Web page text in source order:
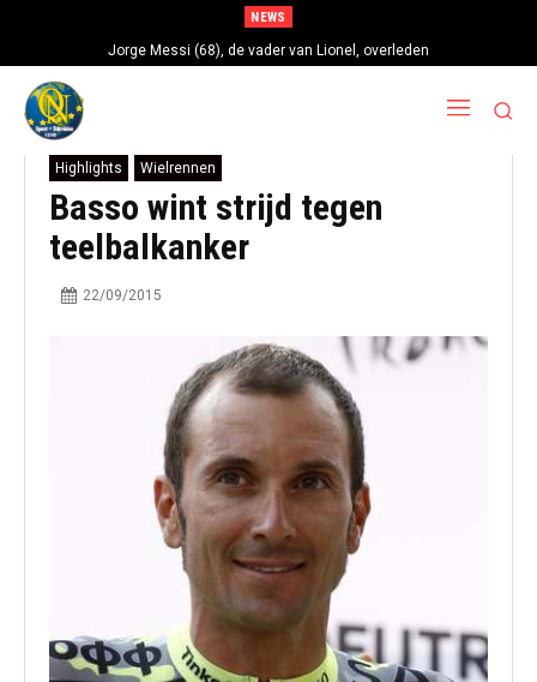
NEWS
Jorge Messi (68), de vader van Lionel, overleden
Highlights Wielrennen
Basso wint strijd tegen
teelbalkanker
22/09/2015